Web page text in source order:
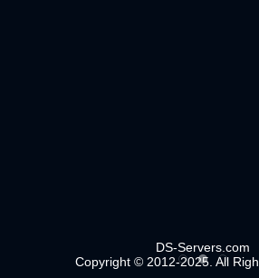
DS-Servers.com
Copyright © 2012-2025. All